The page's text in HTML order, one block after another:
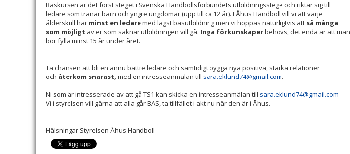
Baskursen är det först steget i Svenska Handbollsförbundets utbildningsstege och riktar sig till
ledare som tränar barn och yngre ungdomar (upp till ca 12 år). I Åhus Handboll vill vi att varje
ålderskull har minst en ledaremed lägst basutbildning men vi hoppas naturligtvis att så många
som möjligt av er som saknar utbildningen vill gå. Inga förkunskaperbehövs, det enda är att man
bör fylla minst 15 år under året.
Ta chansen att bli en ännu bättre ledare och samtidigt bygga nya positiva, starka relationer
och återkom snarast, med en intresseanmälan till sara.eklund74@gmail.com.
Ni som är intresserade av att gå TS1 kan skicka en intresseanmälan till sara.eklund74@gmail.com
Vi i styrelsen vill gärna att alla går BAS, ta tillfället i akt nu när den är i Åhus.
Hälsningar Styrelsen Åhus Handboll